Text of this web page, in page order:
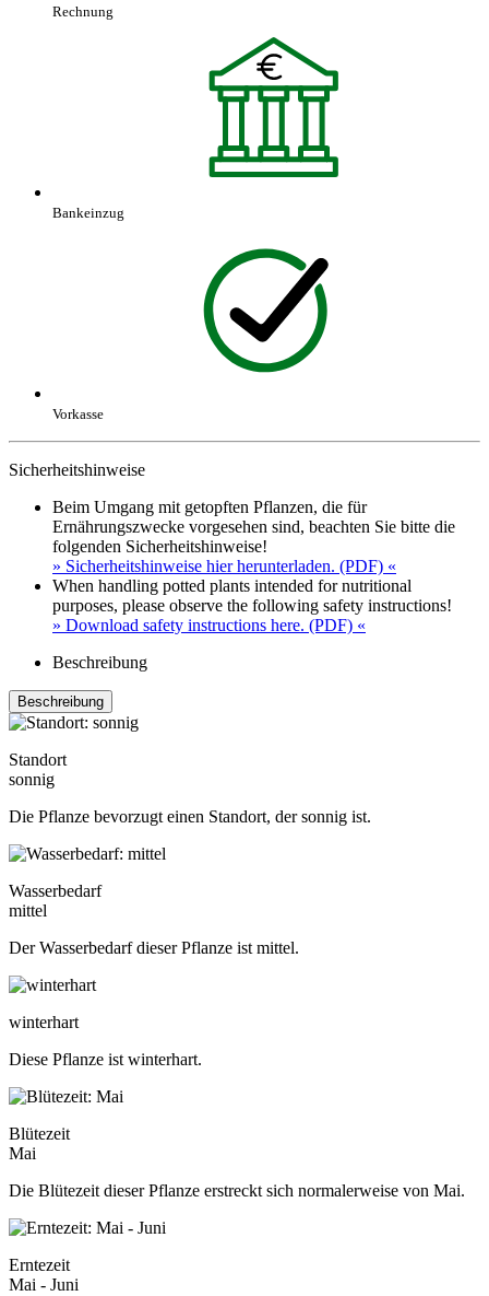
Rechnung
Bankeinzug
Vorkasse
Sicherheitshinweise
Beim Umgang mit getopften Pflanzen, die für
Ernährungszwecke vorgesehen sind, beachten Sie bitte die
folgenden Sicherheitshinweise!
» Sicherheitshinweise hier herunterladen. (PDF) «
When handling potted plants intended for nutritional
purposes, please observe the following safety instructions!
» Download safety instructions here. (PDF) «
Beschreibung
Beschreibung
Standort
sonnig
Die Pflanze bevorzugt einen Standort, der sonnig ist.
Wasserbedarf
mittel
Der Wasserbedarf dieser Pflanze ist mittel.
winterhart
Diese Pflanze ist winterhart.
Blütezeit
Mai
Die Blütezeit dieser Pflanze erstreckt sich normalerweise von Mai.
Erntezeit
Mai - Juni